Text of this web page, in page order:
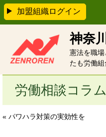
神奈
憲法を職
たも労働組
加盟組織ログイン
労働相談コラム
« パワハラ対策の実効性を